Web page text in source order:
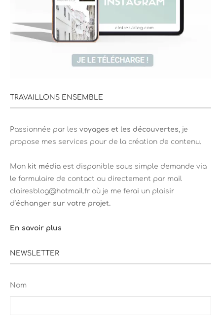
TRAVAILLONS ENSEMBLE
Passionnée par les voyages et les découvertes, je
propose mes services pour de la création de contenu.
Mon kit média est disponible sous simple demande via
le formulaire de contact ou directement par mail
clairesblog@hotmail.fr où je me ferai un plaisir
d’échanger sur votre projet.
En savoir plus
NEWSLETTER
Nom